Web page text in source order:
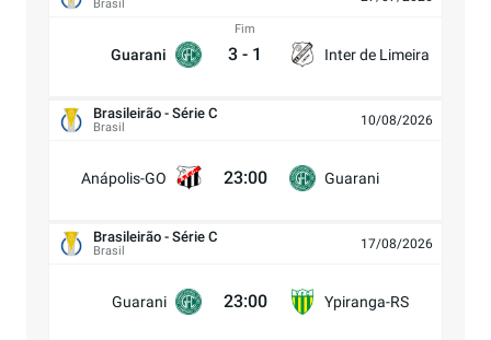
Brasil
Guarani
Fim
3 - 1 Inter de Limeira
Brasileirão - Série C
Brasil 10/08/2026
Anápolis-GO 23:00 Guarani
Brasileirão - Série C
Brasil 17/08/2026
Guarani 23:00 Ypiranga-RS